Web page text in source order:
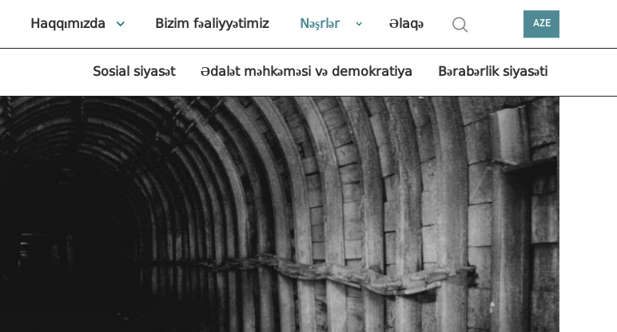
Haqqımızda Bizim fəaliyyətimiz Nəşrlər Əlaqə AZE
Sosial siyasət Ədalət məhkəməsi və demokratiya Bərabərlik siyasəti